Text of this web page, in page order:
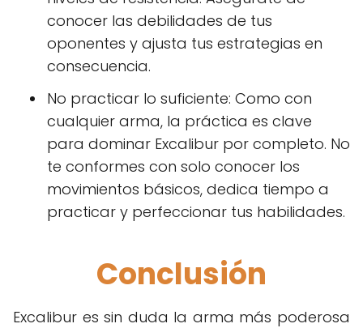
conocer las debilidades de tus
oponentes y ajusta tus estrategias en
consecuencia.
No practicar lo suficiente: Como con
cualquier arma, la práctica es clave
para dominar Excalibur por completo. No
te conformes con solo conocer los
movimientos básicos, dedica tiempo a
practicar y perfeccionar tus habilidades.
Conclusión
Excalibur es sin duda la arma más poderosa